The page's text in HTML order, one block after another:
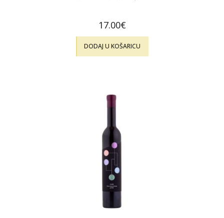
17.00€
DODAJ U KOŠARICU